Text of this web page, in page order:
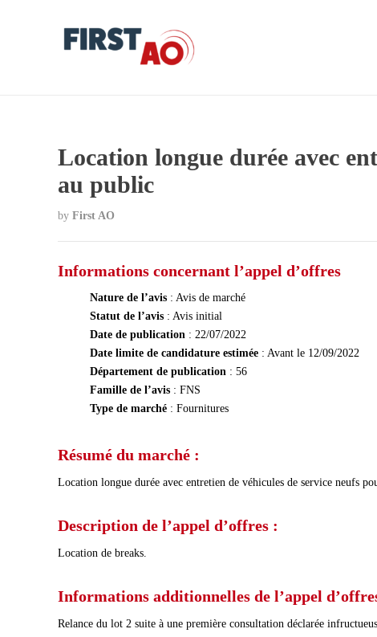
Location longue durée avec
au public
by First AO
Informations concernant l’appel d’offres
Nature de l’avis : Avis de marché
Statut de l’avis : Avis initial
Date de publication : 22/07/2022
Date limite de candidature estimée : Avant le 12/09/2022
Département de publication : 56
Famille de l’avis : FNS
Type de marché : Fournitures
Résumé du marché :
Location longue durée avec entretien de véhicules de service neufs
Description de l’appel d’offres :
Location de breaks.
Informations additionnelles de l’appel
Relance du lot 2 suite à une première consultation déclarée